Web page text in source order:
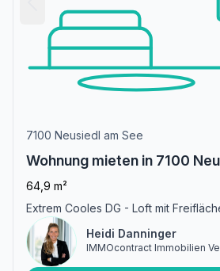
7100 Neusiedl am See
Wohnung mieten in 7100
64,9 m²
Extrem Cooles DG - Loft mit
Heidi Danninger
IMMOcontract Immobilien